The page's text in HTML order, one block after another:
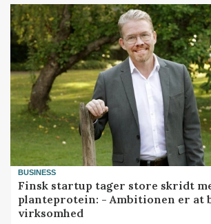
BUSINESS
Finsk startup tager store skridt
planteprotein: - Ambitionen er at
virksomhed